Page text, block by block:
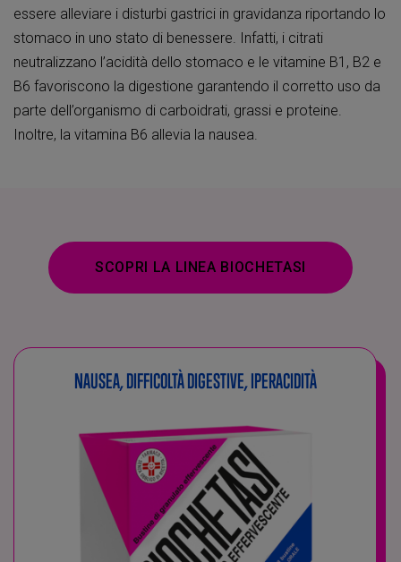
essere alleviare i disturbi gastrici in gravidanza riportando lo
stomaco in uno stato di benessere. Infatti, i citrati
neutralizzano l’acidità dello stomaco e le vitamine B1, B2 e
B6 favoriscono la digestione garantendo il corretto uso da
parte dell’organismo di carboidrati, grassi e proteine.
Inoltre, la vitamina B6 allevia la nausea.
SCOPRI LA LINEA BIOCHETASI
NAUSEA, DIFFICOLTÀ DIGESTIVE, IPERACIDITÀ